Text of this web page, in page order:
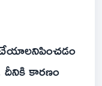
చేయాలనిపించడం
కారణం